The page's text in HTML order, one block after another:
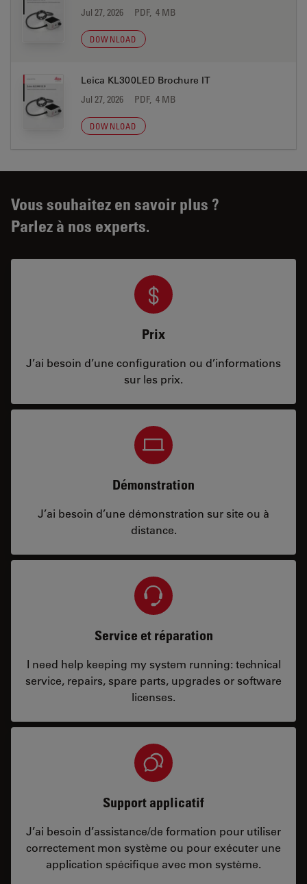
Jul 27, 2026 PDF, 4 MB
DOWNLOAD
Leica KL300LED Brochure IT
Jul 27, 2026 PDF, 4 MB
DOWNLOAD
Vous souhaitez en savoir plus ?
Parlez à nos experts.
Prix
J’ai besoin d’une configuration ou d’informations
sur les prix.
Démonstration
J’ai besoin d’une démonstration sur site ou à
distance.
Service et réparation
I need help keeping my system running: technical
service, repairs, spare parts, upgrades or software
licenses.
Support applicatif
J’ai besoin d’assistance/de formation pour utiliser
correctement mon système ou pour exécuter une
application spécifique avec mon système.